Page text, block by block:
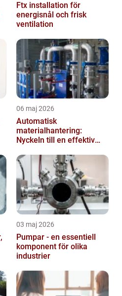
Ftx installation för
energisnål och frisk
ventilation
06 maj 2026
Automatisk
materialhantering:
Nyckeln till en effektiv
03 maj 2026
Pumpar - en essentiell
komponent för olika
industrier